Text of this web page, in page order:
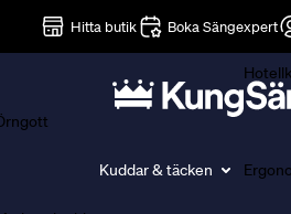
Hitta butik Boka Sängexpert
Kuddar & täcken